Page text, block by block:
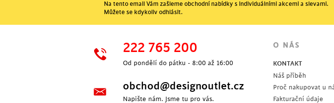
Na tento email Vám zašleme obchodní nabídky s individuálními akcemi a slevami.
Můžete se kdykoliv odhlásit.
222 765 200
Od pondělí do pátku - 8:00 až 16:00
obchod@designoutlet.cz
Napište nám. Jsme tu pro vás.
O NÁS
KONTAKT
Náš příběh
Proč nakupovat u
Fakturační údaje